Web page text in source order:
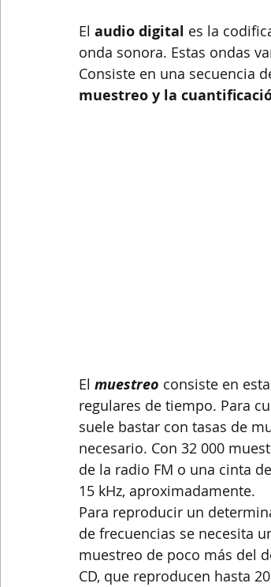
El audio digital es la
onda sonora. Estas ondas
Consiste en una secuencia
muestreo y la
El muestreo consiste en
regulares de tiempo. Para
suele bastar con tasas de
necesario. Con 32 000
de la radio FM o una cinta
15 kHz, aproximadamente.
Para reproducir un
de frecuencias se necesita
muestreo de poco más del
CD, que reproducen hasta